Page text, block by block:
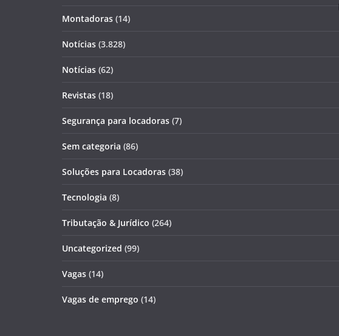
Montadoras (14)
Notícias (3.828)
Notícias (62)
Revistas (18)
Segurança para locadoras (7)
Sem categoria (86)
Soluções para Locadoras (38)
Tecnologia (8)
Tributação & Jurídico (264)
Uncategorized (99)
Vagas (14)
Vagas de emprego (14)